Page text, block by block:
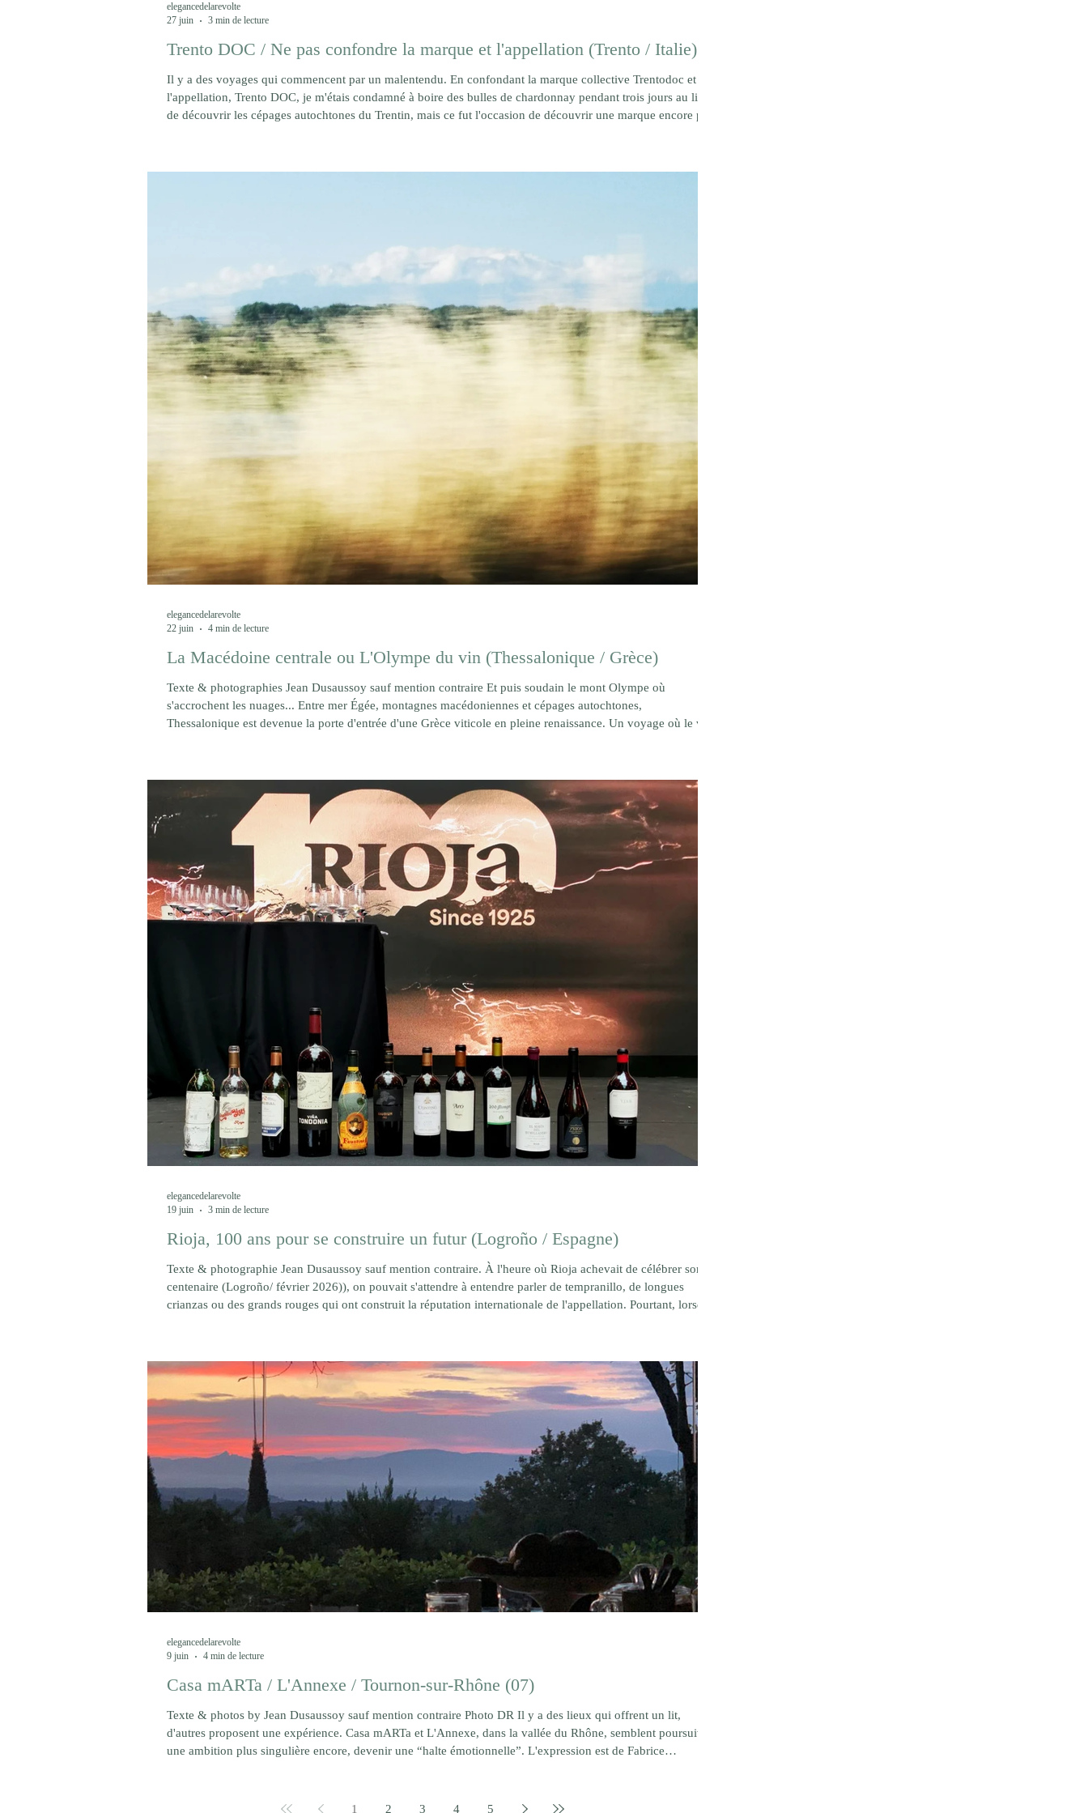
Trento DOC / Ne pas confondre la marque et l'appellation (Trento / Italie)
Il y a des voyages qui commencent par un malentendu. En confondant la marque collective Trentodoc et
l'appellation, Trento DOC, je m'étais condamné à boire des bulles de chardonnay pendant trois jours au lieu
de découvrir les cépages autochtones du Trentin, mais ce fut l'occasion de découvrir une marque encore peu
elegancedelarevolte
27 juin
3 min de lecture
La Macédoine centrale ou L'Olympe du vin (Thessalonique / Grèce)
Texte & photographies Jean Dusaussoy sauf mention contraire Et puis soudain le mont Olympe où
s'accrochent les nuages... Entre mer Égée, montagnes macédoniennes et cépages autochtones,
Thessalonique est devenue la porte d'entrée d'une Grèce viticole en pleine renaissance. Un voyage où le vin
elegancedelarevolte
22 juin
4 min de lecture
Rioja, 100 ans pour se construire un futur (Logroño / Espagne)
Texte & photographie Jean Dusaussoy sauf mention contraire. À l'heure où Rioja achevait de célébrer son
centenaire (Logroño/ février 2026)), on pouvait s'attendre à entendre parler de tempranillo, de longues
crianzas ou des grands rouges qui ont construit la réputation internationale de l'appellation. Pourtant, lorsque
elegancedelarevolte
19 juin
3 min de lecture
Casa mARTa / L'Annexe / Tournon-sur-Rhône (07)
Texte & photos by Jean Dusaussoy sauf mention contraire Photo DR Il y a des lieux qui offrent un lit,
d'autres proposent une expérience. Casa mARTa et L'Annexe, dans la vallée du Rhône, semblent poursuivre
une ambition plus singulière encore, devenir une “halte émotionnelle”. L'expression est de Fabrice
elegancedelarevolte
9 juin
4 min de lecture
1 2 3 4 5